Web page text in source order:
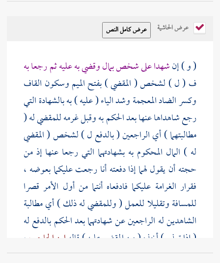
عرض الحاشية
( و ) إنشهدا على شخص بمال وقضي به عليه ثم رجعا به
ف ( ل ) لشخص ( المقضي ) بفتح الميم وسكون القاف
وكسر الضاد المعجمة وشد الياء ( عليه ) به بالشهادة التي
رجع شاهداها عنها بعد الحكم به وقبل غرمه للمقضي له (
مطالبتهما ) أي الراجعين ( بالدفع ل ) لشخص ( المقضي
له ) المال المحكوم به بشهادتهما التي رجعا عنها إذ من
حجته أن يقول لهما إذا دفعته أنا رجعت عليكما بعوضه ،
فقرار الغرامة عليكما فادفعاه أنتما من أول الأمر قصرا
للمسافة وتقليلا للعمل ( وللمقضي له ذلك ) أي مطالبة
الشاهدين له الراجعين عن شهادتهما بعد الحكم بالدفع له
( إذا تعذر ) أخذه ( من المقضي عليه ) قاله ابن الحاجب ،
وتبعهالمصنفلقوله في توضيحه إنه مقتضى الفقه ولأنهما